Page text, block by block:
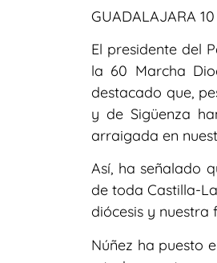
GUADALAJARA
El presidente del
la 60 Marcha
destacado que,
y de Sigüenza
arraigada en
Así, ha señalado
de toda Castilla-
diócesis y nuestra
Núñez ha puesto